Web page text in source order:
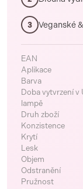
3 Veganské
EAN
Aplikace
Barva
Doba vytvrzení v
lampě
Druh zboží
Konzistence
Krytí
Lesk
Objem
Odstranění
Pružnost